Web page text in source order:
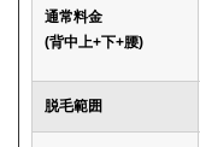
通常料金
(背中上+下+腰)
脱毛範囲